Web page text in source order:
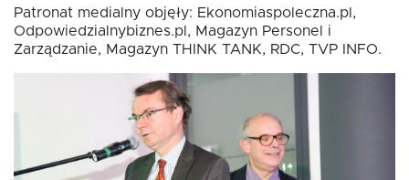
Patronat medialny objęły: Ekonomiaspoleczna.pl,
Odpowiedzialnybiznes.pl, Magazyn Personel i
Zarządzanie, Magazyn THINK TANK, RDC, TVP INFO.